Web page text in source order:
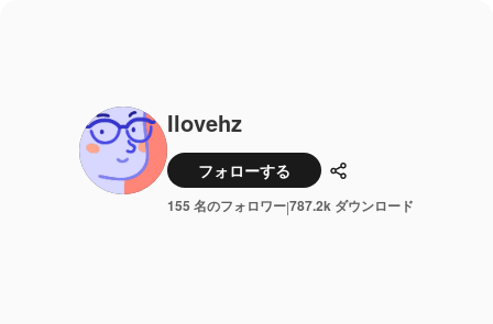
Ilovehz
フォローする 共有
155 名のフォロワー|787.2k ダウンロード